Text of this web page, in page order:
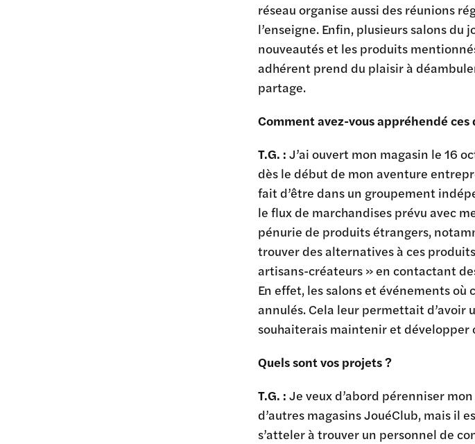
réseau organise aussi des réunions
l’enseigne. Enfin, plusieurs salons
nouveautés et les produits
adhérent prend du plaisir à
partage.
Comment avez-vous appréhendé
T.G. : J’ai ouvert mon magasin le 16
dès le début de mon aventure
fait d’être dans un groupement
le flux de marchandises prévu avec
pénurie de produits étrangers,
trouver des alternatives à ces
artisans-créateurs » en contactant
En effet, les salons et événements
annulés. Cela leur permettait d’avoir
souhaiterais maintenir et
Quels sont vos projets ?
T.G. : Je veux d’abord pérenniser
d’autres magasins JouéClub, mais il
s’atteler à trouver un personnel de